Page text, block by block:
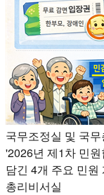
국무조정실 및 국
'2026년 제1차 민
담긴 4개 주요 민
총리비서실